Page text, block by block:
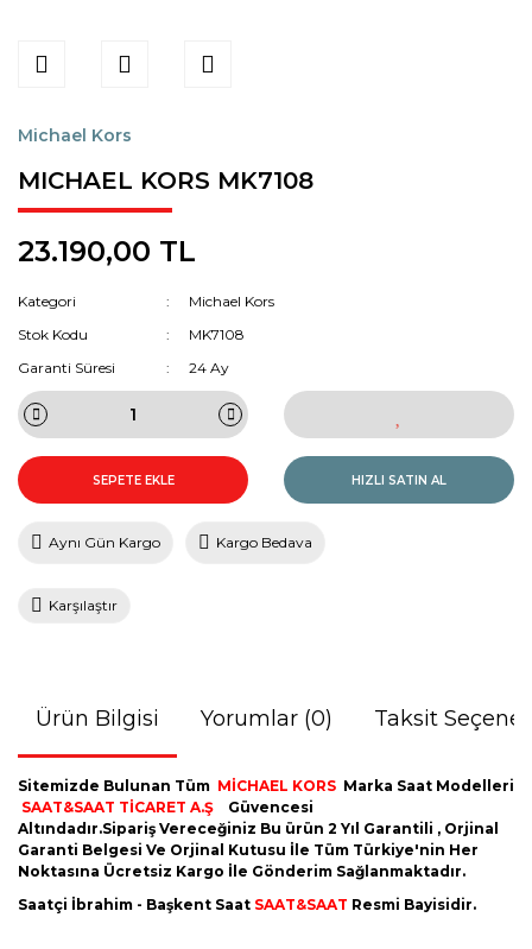
Michael Kors
MICHAEL KORS MK7108
23.190,00 TL
Kategori
Michael Kors
Stok Kodu
MK7108
Garanti Süresi
24 Ay
SEPETE EKLE HIZLI SATIN AL
Aynı Gün Kargo Kargo Bedava
Karşılaştır
Ürün Bilgisi Yorumlar (0) Taksit
Sitemizde Bulunan Tüm MİCHAEL KORS Marka Saat Modelleri
SAAT&SAAT TİCARET A.Ş
Güvencesi
Altındadır.Sipariş Vereceğiniz Bu ürün 2 Yıl Garantili , Orjinal
Garanti Belgesi Ve Orjinal Kutusu İle Tüm Türkiye'nin Her
Noktasına Ücretsiz Kargo İle Gönderim Sağlanmaktadır.
Saatçi İbrahim - Başkent Saat SAAT&SAAT Resmi Bayisidir.